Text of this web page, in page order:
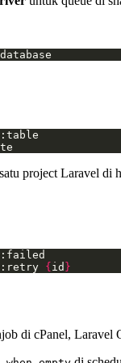
database
project Laravel di
{ id }
di cPanel, Laravel